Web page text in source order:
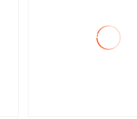
7kpa di fabbrica con